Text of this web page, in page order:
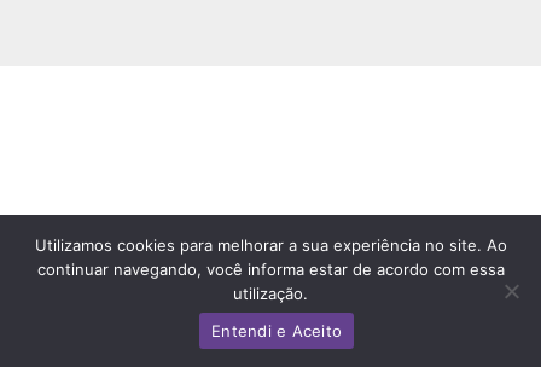
Utilizamos cookies para melhorar a sua experiência no site. Ao
continuar navegando, você informa estar de acordo com essa
utilização.
Entendi e Aceito